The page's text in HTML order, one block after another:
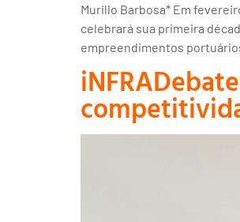
Murillo Barbosa* Em
celebrará sua primeira
empreendimentos